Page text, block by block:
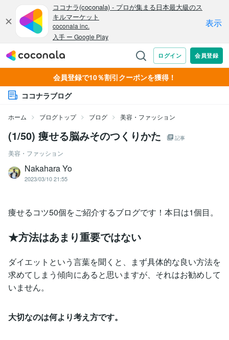
会員登録で10％割引クーポンを獲得！
ココナラブログ
ホーム ブログトップ ブログ 美容・ファッション
(1/50) 痩せる脳みそのつくりかた 記事
美容・ファッション
Nakahara Yo
2023/03/10 21:55
痩せるコツ50個をご紹介するブログです！本日は1個目。
★方法はあまり重要ではない
ダイエットという言葉を聞くと、まず具体的な良い方法を
求めてしまう傾向にあると思いますが、それはお勧めして
いません。
大切なのは何より考え方です。